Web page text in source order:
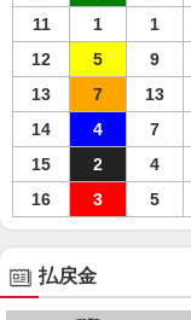
11
1 1
12
5 9
13
7 13
14
4 7
15
2 4
16
3 5
払戻金